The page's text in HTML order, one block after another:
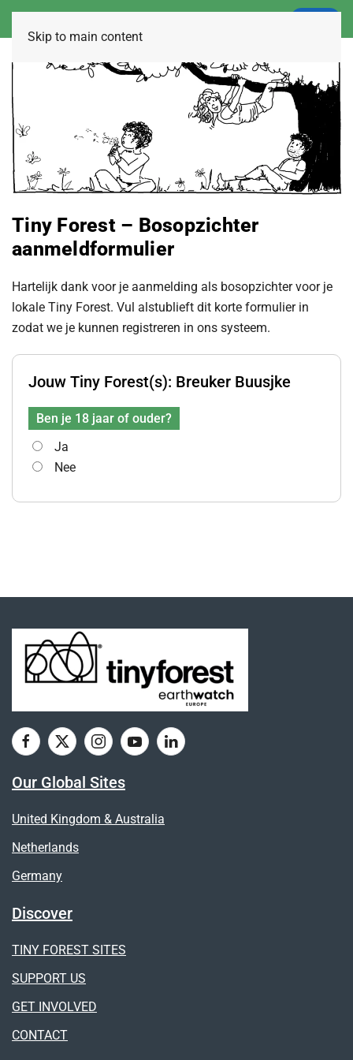
Skip to main content
Tiny Forest – Bosopzichter
aanmeldformulier
Hartelijk dank voor je aanmelding als bosopzichter voor je
lokale Tiny Forest. Vul alstublieft dit korte formulier in
zodat we je kunnen registreren in ons systeem.
Jouw Tiny Forest(s): Breuker Buusjke
Ben je 18 jaar of ouder?
Ja
Nee
Our Global Sites
United Kingdom & Australia
Netherlands
Germany
Discover
TINY FOREST SITES
SUPPORT US
GET INVOLVED
CONTACT